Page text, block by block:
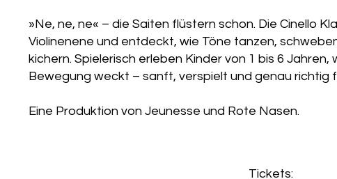
»Ne, ne, ne« – die Saiten flüstern schon. Die Cinello
Violinenene und entdeckt, wie Töne tanzen,
kichern. Spielerisch erleben Kinder von 1 bis 6 Jahren,
Bewegung weckt – sanft, verspielt und genau richtig
Eine Produktion von Jeunesse und Rote Nasen.
Tickets: